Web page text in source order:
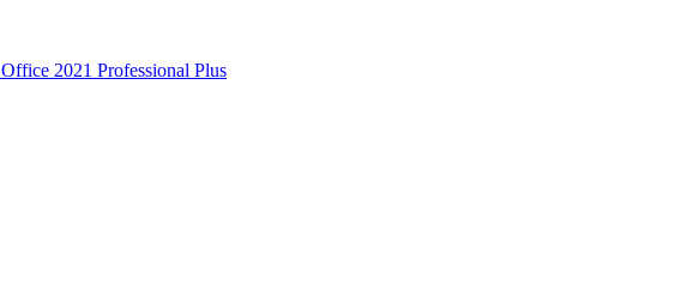
Office 2021 Professional Plus